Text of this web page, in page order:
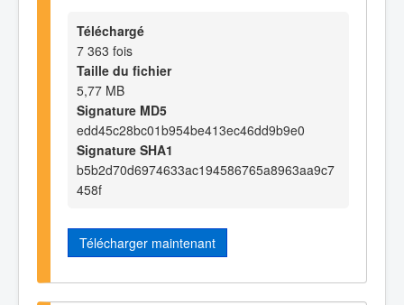
Téléchargé
7 363 fois
Taille du fichier
5,77 MB
Signature MD5
edd45c28bc01b954be413ec46dd9b9e0
Signature SHA1
b5b2d70d6974633ac194586765a8963aa9c7
458f
Télécharger maintenant